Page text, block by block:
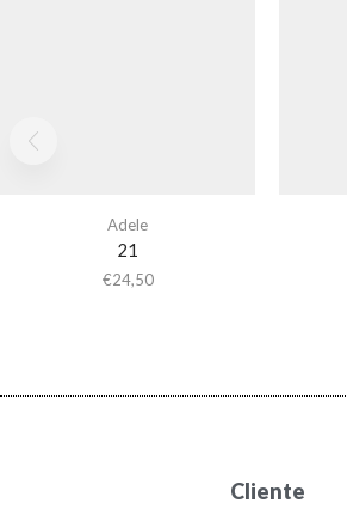
Adele
21
€24,50
Cliente